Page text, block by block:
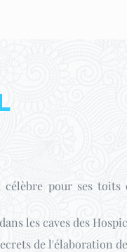
pour ses toits
les caves des
de l'élaboration